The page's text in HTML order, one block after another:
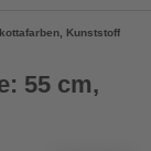
Kunststoff
55 cm,